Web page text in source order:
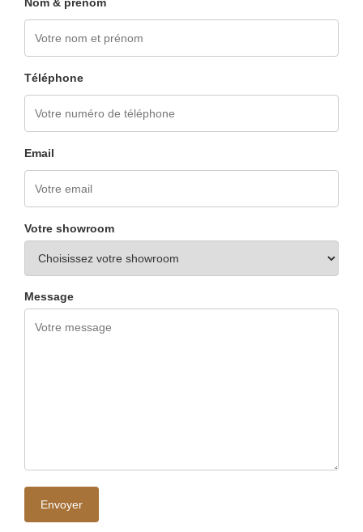
Téléphone
Email
Votre showroom
Message